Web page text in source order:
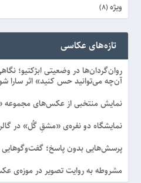
ویژه (8)
تازه‌های عکاسی
روان‌گردان‌ها در وضعیتی ابژکتیو؛
آن‌چه می‌توانید حس کنید» اثر سارا
نمایش منتخبی از عکس‌های مجموعه
نمایشگاه دو نفره‌ی «مشقِ گُل» در
پرسش‌هایی بدون پاسخ؛ گفت‌وگوهایی
مشروطه به روایت تصویر در موزه‌ی